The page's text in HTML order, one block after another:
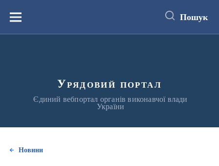
вмістуМеню Пошук
Урядовий портал
Єдиний вебпортал органів виконавчої влади
України
Новини